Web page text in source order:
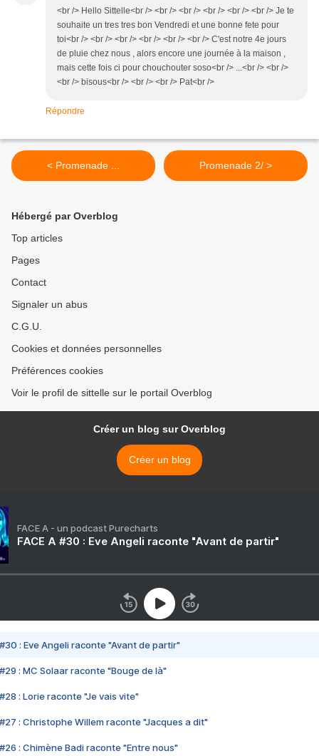
<br /> Hello Sittelle<br /> <br /> <br /> <br /> <br /> <br /> Je te
souhaite un tres tres bon Vendredi et une bonne fete pour
toi<br /> <br /> <br /> <br /> <br /> <br /> C'est notre 4e jours
de pluie chez nous , alors encore une journée à la maison ,
mais cette fois ci pour chouchouter soso<br /> ...<br /> <br />
<br /> bisous<br /> <br /> <br /> Pat<br />
Répondre
< Promenade ... Promenade 2/ >
Hébergé par Overblog
Top articles
Pages
Contact
Signaler un abus
C.G.U.
Cookies et données personnelles
Préférences cookies
Voir le profil de sittelle sur le portail Overblog
Créer un blog sur Overblog
Créer un blog
FACE A - un podcast Purecharts
FACE A #30 : Eve Angeli raconte "Avant de partir"
#30 : Eve Angeli raconte "Avant de partir"
#29 : MC Solaar raconte "Bouge de là"
#28 : Lorie raconte "Je vais vite"
#27 : Christophe Willem raconte "Jacques a dit"
#26 : Chimène Badi raconte "Entre nous"